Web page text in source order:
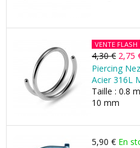
VENTE FLASH
4,30 € 2,75
Piercing
Acier 316L
Taille : 0.8
10 mm
5,90 € En